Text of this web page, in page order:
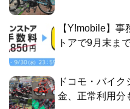
【Y!mobile】
トアで9月末ま
ドコモ・バイ
金、正常利用分